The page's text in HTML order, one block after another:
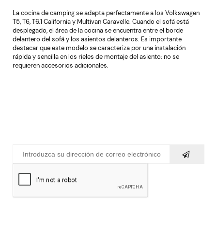
La cocina de camping se adapta perfectamente a los Volkswagen
T5, T6, T6.1 California y Multivan Caravelle. Cuando el sofá está
desplegado, el área de la cocina se encuentra entre el borde
delantero del sofá y los asientos delanteros. Es importante
destacar que este modelo se caracteriza por una instalación
rápida y sencilla en los rieles de montaje del asiento: no se
requieren accesorios adicionales.